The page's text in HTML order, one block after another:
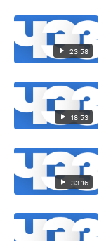
23:58
18:53
33:16